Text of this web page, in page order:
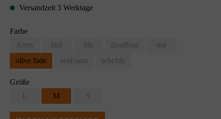
Versandzeit 3 Werktage
Farbe
Army
bldr blk dustBlue
nut
olive fade
seaFoam wht/blk
Größe
L
M S